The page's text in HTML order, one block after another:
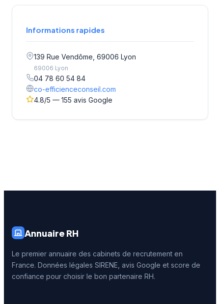
Informations rapides
139 Rue Vendôme, 69006 Lyon
69006 Lyon
04 78 60 54 84
co-efficienceconseil.com
4.8/5 — 155 avis Google
Annuaire RH
Le premier annuaire des cabinets de recrutement en
France. Données légales SIRENE, avis Google et score de
confiance pour choisir le bon partenaire RH.